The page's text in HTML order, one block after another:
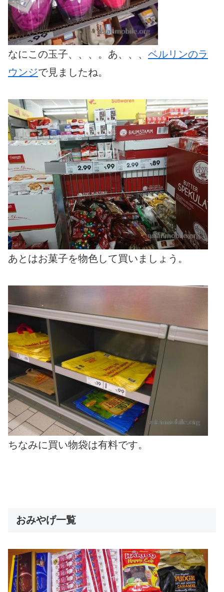
なにこの玉子、、、。あ、、、 ベルリンのラ
ウンジで見ましたね。
あとはお菓子を物色して買いましょう。
ちなみに買い物袋は有料です。
おみやげ一覧